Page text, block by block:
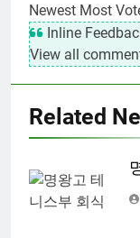
Newest Most
Inline
View all
Related